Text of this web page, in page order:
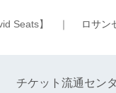
Seats】 ｜ ロサン
チケット流通セン